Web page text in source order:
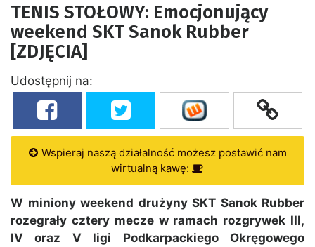
TENIS STOŁOWY: Emocjonujący
weekend SKT Sanok Rubber
[ZDJĘCIA]
Udostępnij na:
Wspieraj naszą działalność możesz postawić nam
wirtualną kawę:
W miniony weekend drużyny SKT Sanok Rubber
rozegrały cztery mecze w ramach rozgrywek III,
IV oraz V ligi Podkarpackiego Okręgowego